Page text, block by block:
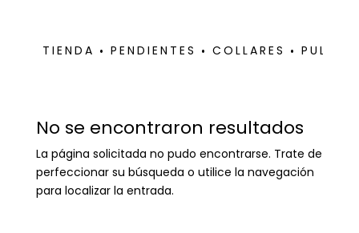
TIENDA PENDIENTES COLLARES
No se encontraron resultados
La página solicitada no pudo encontrarse. Trate de
perfeccionar su búsqueda o utilice la navegación
para localizar la entrada.